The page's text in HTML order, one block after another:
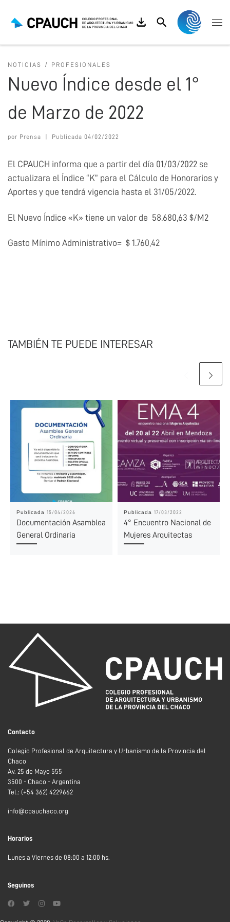
Search
NOTICIAS PROFESIONALES
Nuevo Índice desde el 1°
de Marzo de 2022
por Prensa Publicada 04/02/2022
El CPAUCH informa que a partir del día 01/03/2022 se
actualizara el Índice “K” para el Cálculo de Honorarios y
Aportes y que tendrá vigencia hasta el 31/05/2022.
El Nuevo Índice «K» tiene un valor de 58.680,63 $/M2
Gasto Mínimo Administrativo= $ 1.760,42
TAMBIÉN TE PUEDE INTERESAR
Publicada 15/04/2026
Documentación Asamblea
General Ordinaria
Publicada 17/03/2022
4° Encuentro Nacional de
Mujeres Arquitectas
Contacto
Colegio Profesional de Arquitectura y Urbanismo de la Provincia del
Chaco
Av. 25 de Mayo 555
3500 - Chaco - Argentina
Tel.: (+54 362) 4229662
info@cpauchaco.org
Horarios
Lunes a Viernes de 08:00 a 12:00 hs.
Seguinos